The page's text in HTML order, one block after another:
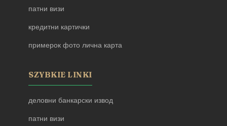
патни визи
кредитни картички
примерок фото лична карта
SZYBKIE LINKI
деловни банкарски извод
патни визи